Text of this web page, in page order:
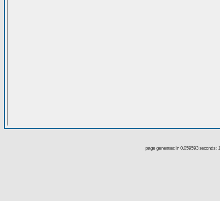
page generated in 0.059593 seconds :